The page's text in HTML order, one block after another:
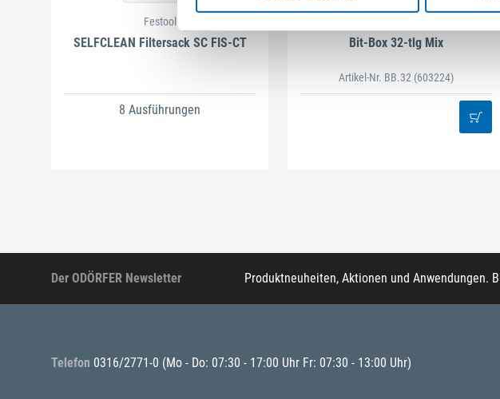
Festool
SELFCLEAN Filtersack SC FIS-CT
8 Ausführungen
Bit-Box 32-tlg Mix
Artikel-Nr. BB.32 (603224)
Der ODÖRFER Newsletter Produktneuheiten, Aktionen und Anwendungen.
Telefon 0316/2771-0 (Mo - Do: 07:30 - 17:00 Uhr Fr: 07:30 - 13:00 Uhr)